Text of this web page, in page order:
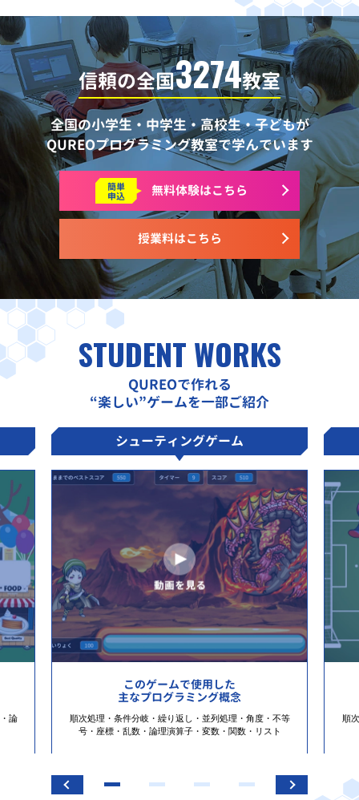
信頼の全国3274教室
全国の小学生・中学生・高校生・子どもが
QUREOプログラミング教室で学んでいます
授業料はこちら
簡単
申込 無料体験はこちら
STUDENT WORKS
QUREOで作れる
“楽しい”ゲームを一部ご紹介
論
シューティングゲーム
このゲームで使用した
主なプログラミング概念
順次処理・条件分岐・繰り返し・並列処理・角度・不等
号・座標・乱数・論理演算子・変数・関数・リスト
順